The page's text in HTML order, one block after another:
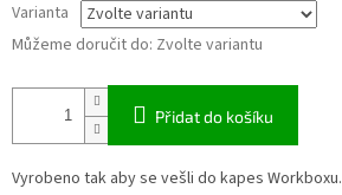
Varianta
Můžeme doručit do: Zvolte variantu
Přidat do košíku
Vyrobeno tak aby se vešli do kapes Workboxu.